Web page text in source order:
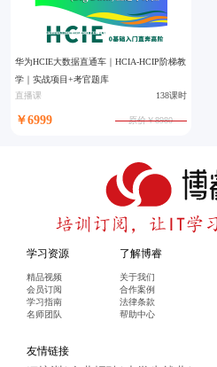
华为HCIE大数据直通车｜HCIA-HCIP阶梯教
学｜实战项目+考官题库
直播课
138课时
￥6999 原价￥8980
学习资源
精品视频
会员订阅
学习指南
名师团队
了解博睿
关于我们
合作案例
法律条款
帮助中心
友情链接